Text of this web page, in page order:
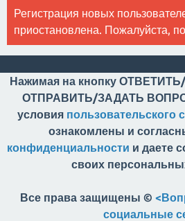
Регистрация новых
приостановлена. Пожалуйста,
Нажимая на кнопку
ОТПРАВИТЬ/ЗАДАТЬ
условия пользовательского
ознакомлены и
конфиденциальности и даете
своих
Все права защищены ©
социальные